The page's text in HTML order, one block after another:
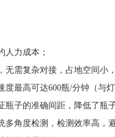
人力成本；
无需复杂对接，占地空间小
度最高可达600瓶/分钟（与
瓶子的准确间距，降低了瓶
多角度检测，检测效率高，